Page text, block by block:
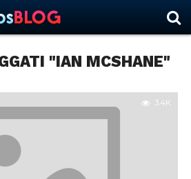
"IAN MCSHANE"
3.4K